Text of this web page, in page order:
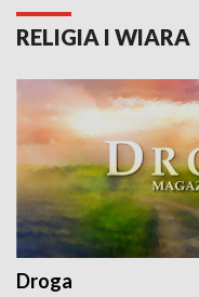
RELIGIA I WIARA
Droga